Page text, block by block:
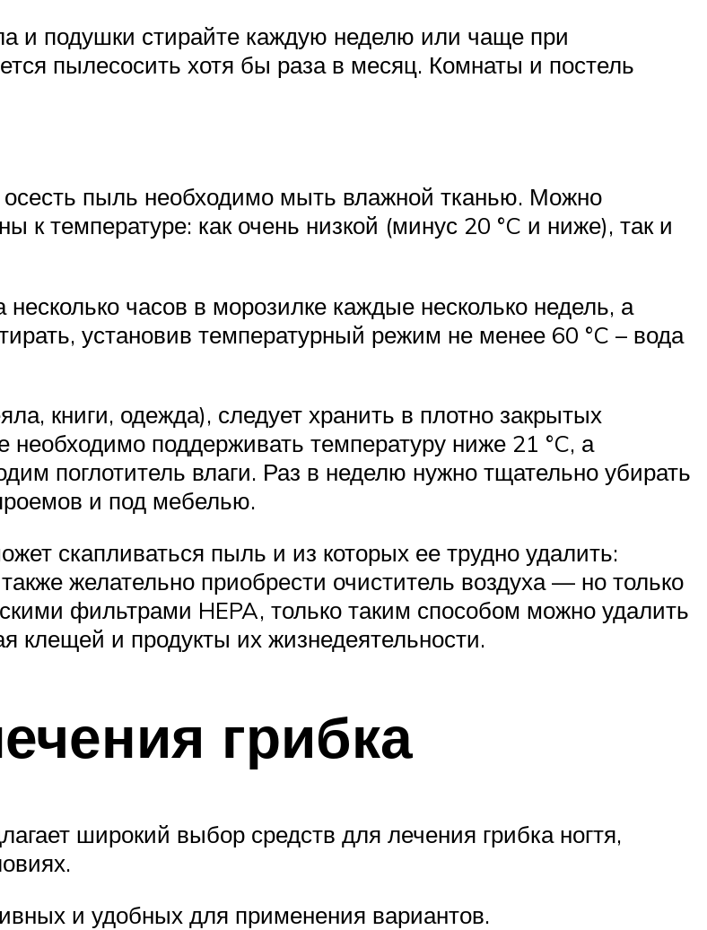
и подушки стирайте каждую неделю или чаще при
пылесосить хотя бы раза в месяц. Комнаты и постель
осесть пыль необходимо мыть влажной тканью. Можно
к температуре: как очень низкой (минус 20 °C и ниже), так и
часов в морозилке каждые несколько недель, а
установив температурный режим не менее 60 °C – вода
книги, одежда), следует хранить в плотно закрытых
необходимо поддерживать температуру ниже 21 °C, а
поглотитель влаги. Раз в неделю нужно тщательно убирать
и под мебелью.
скапливаться пыль и из которых ее трудно удалить:
желательно приобрести очиститель воздуха — но только
фильтрами HEPA, только таким способом можно удалить
клещей и продукты их жизнедеятельности.
грибка
широкий выбор средств для лечения грибка ногтя,
и удобных для применения вариантов.